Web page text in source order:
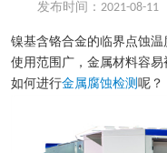
发布时间：2021-08-11
镍基含铬合金的临界点蚀
使用范围广，金属材料容
如何进行金属腐蚀检测 呢？